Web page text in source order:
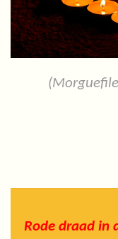
Rode draad in